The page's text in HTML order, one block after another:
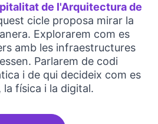
de l'Arquitectura de
cicle proposa mirar la
Explorarem com es
amb les infraestructures
Parlarem de codi
i de qui decideix com es
física i la digital.